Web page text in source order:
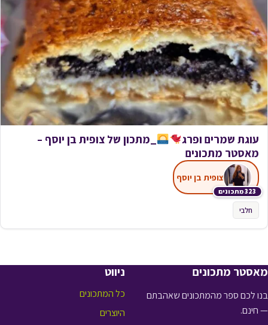
עוגת שמרים ופרג
_מתכון של צופית בן יוסף –
מאסטר מתכונים
323 מתכונים
צופית בן יוסף
חלבי
מאסטר מתכונים
בנו לכם ספר מהמתכונים שאהבתם
— חינם.
ניווט
כל המתכונים
היוצרים